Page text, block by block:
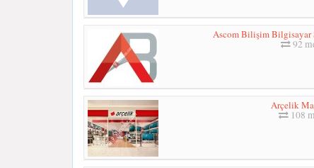
Ascom Bilişim Bilgisayar
92
Arçelik
108